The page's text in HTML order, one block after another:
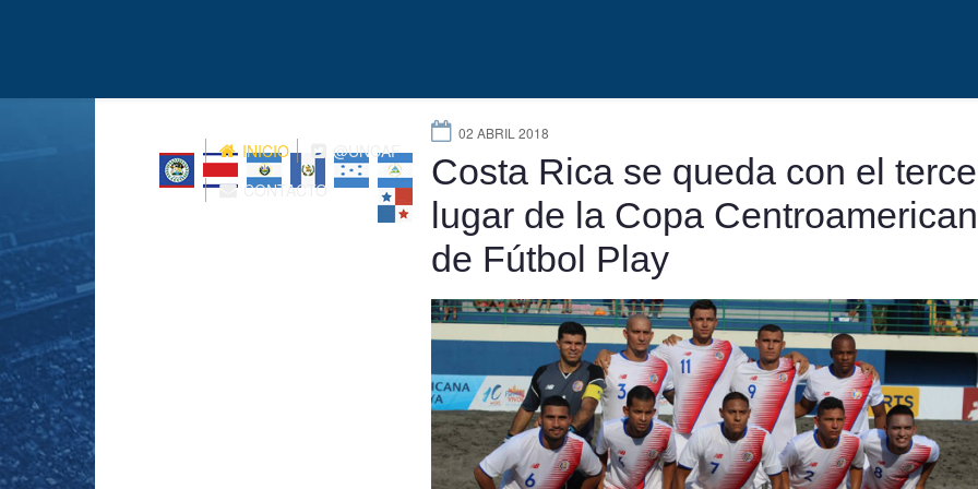
INICIO
@UNCAF
CONTACTO
02 ABRIL 2018
Costa Rica se queda con el
lugar de la Copa
de Fútbol Play